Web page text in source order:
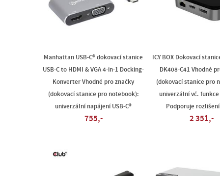
Manhattan USB-C® dokovací stanice
USB-C to HDMI & VGA 4-in-1 Docking-
Konverter Vhodné pro značky
(dokovací stanice pro notebook):
univerzální napájení USB-C®
755,-
ICY BOX Dokovací
DK408-C41 Vhodné
(dokovací stanice pro
univerzální vč.
Podporuje
2 351,-